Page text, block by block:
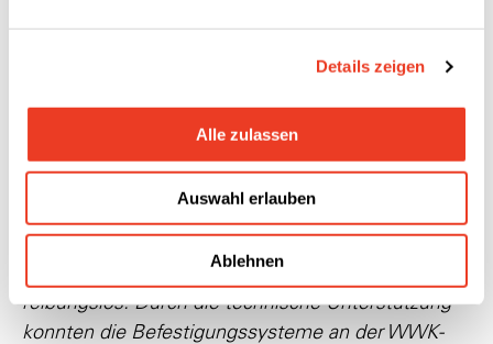
Details zeigen
Alle zulassen
Auswahl erlauben
Ablehnen
Blindnietmuttern gewährleistet werden.
Michael Skopp, Technischer Leiter
der Roschmann Group, über die
Zusammenarbeit mit GESIPA®:
«Die Zusammenarbeit mit GESIPA® verlief
reibungslos. Durch die technische Unterstützung
konnten die Befestigungssysteme an der WWK‐